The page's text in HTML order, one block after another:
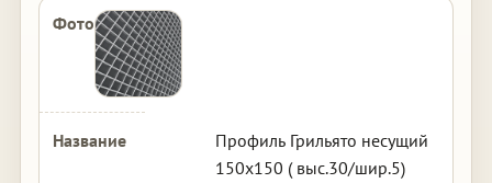
Профиль Грильято несущий
150х150 ( выс.30/шир.5)